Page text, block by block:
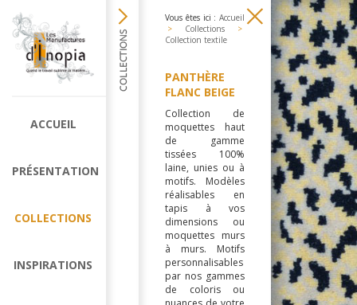
ACCUEIL
PRÉSENTATION
COLLECTIONS
INSPIRATIONS
Vous êtes ici : Accueil
>
Collections
>
Collection textile
PANTHÈRE
FLANC BEIGE
Collection de
moquettes haut
de gamme
tissées 100%
laine, unies ou à
motifs. Modèles
réalisables en
tapis à vos
dimensions ou
moquettes murs
à murs. Motifs
personnalisables
par nos gammes
de coloris ou